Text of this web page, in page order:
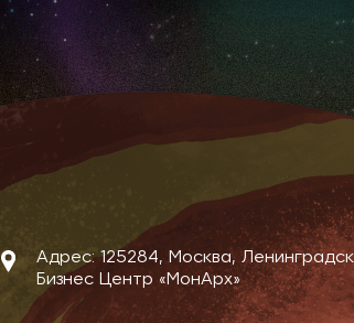
Адрес: 125284, Москва,
Бизнес Центр «МонАрх»